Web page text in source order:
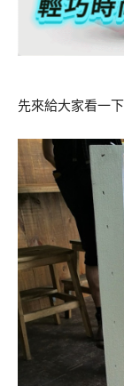
先來給大家看一下